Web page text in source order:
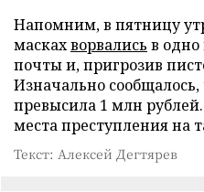
Напомним, в пятницу
маскахворвались в
почты и, пригрозив
Изначально
превысила 1 млн
места преступления на
Текст: Алексей Дегтярев